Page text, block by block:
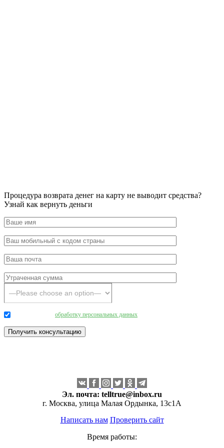
Процедура возврата денег на карту не выводит средства?
Узнай как вернуть деньги
обработку персональных данных
Эл. почта: telltrue@inbox.ru
г. Москва, улица Малая Ордынка, 13с1А
Написать нам Проверить сайт
Время работы: